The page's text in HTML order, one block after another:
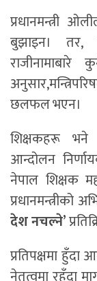
प्रधानमन्त्री
बुझाइन। तर,
छलफल भएन।
शिक्षकहरू भने
आन्दोलन
नेपाल शिक्षक
प्रधानमन्त्रीको
देश नचल्ने’
प्रतिपक्षमा